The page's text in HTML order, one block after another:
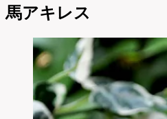
馬アキレス